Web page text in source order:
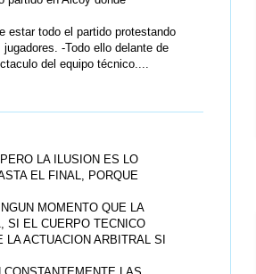
estar todo el partido protestando
-Todo ello delante de
del equipo técnico....
LA ILUSION ES LO
EL FINAL, PORQUE
MOMENTO QUE LA
SI EL CUERPO TECNICO
LA ACTUACION ARBITRAL SI